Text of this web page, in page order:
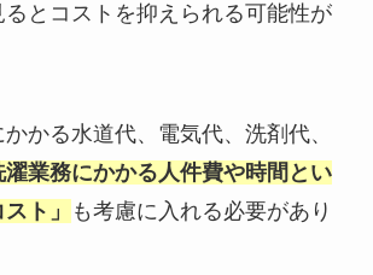
とコストを抑えられる可能性が
かる水道代、電気代、洗剤代、
濯業務にかかる人件費や時間とい
ト」
も考慮に入れる必要があり